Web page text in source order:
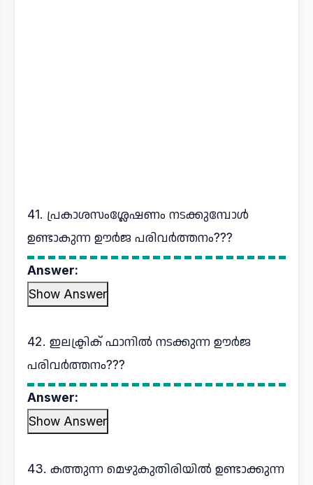
41. പ്രകാശസംശ്ലേഷണം നടക്കുമ്പോൾ
ഉണ്ടാകുന്ന ഊർജ പരിവർത്തനം???
Answer:
Show Answer
42. ഇലക്ട്രിക് ഫാനിൽ നടക്കുന്ന ഊർജ
പരിവർത്തനം???
Answer:
Show Answer
43. കത്തുന്ന മെഴുകുതിരിയിൽ ഉണ്ടാക്കുന്ന